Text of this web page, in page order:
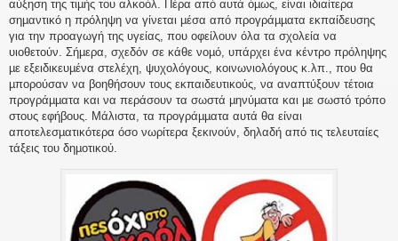
αύξηση της τιµής του αλκοόλ. Πέρα από αυτά όµως, είναι ιδιαίτερα
σηµαντικό η πρόληψη να γίνεται µέσα από προγράµµατα εκπαίδευσης
για την προαγωγή της υγείας, που οφείλουν όλα τα σχολεία να
υιοθετούν. Σήµερα, σχεδόν σε κάθε νοµό, υπάρχει ένα κέντρο πρόληψης
µε εξειδικευµένα στελέχη, ψυχολόγους, κοινωνιολόγους κ.λπ., που θα
µπορούσαν να βοηθήσουν τους εκπαιδευτικούς, να αναπτύξουν τέτοια
προγράµµατα και να περάσουν τα σωστά µηνύµατα και µε σωστό τρόπο
στους εφήβους. Μάλιστα, τα προγράµµατα αυτά θα είναι
αποτελεσµατικότερα όσο νωρίτερα ξεκινούν, δηλαδή από τις τελευταίες
τάξεις του δηµοτικού.